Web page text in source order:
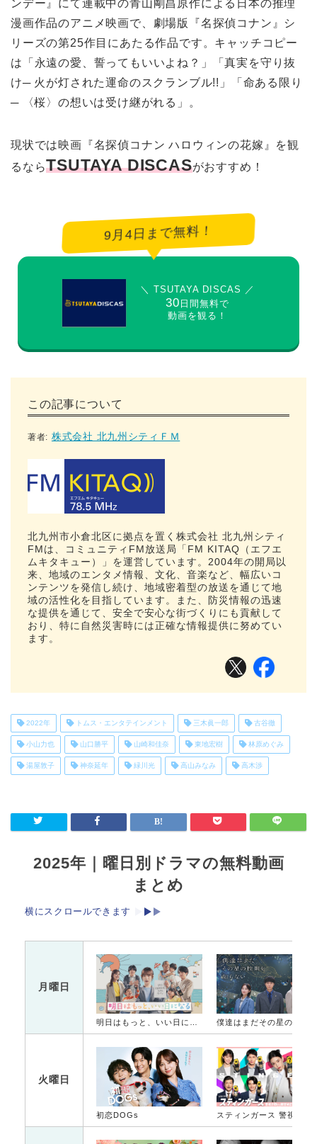
ンデー』にて連載中の青山剛昌原作による日本の推理
漫画作品のアニメ映画で、劇場版『名探偵コナン』シ
リーズの第25作目にあたる作品です。キャッチコピー
は「永遠の愛、誓ってもいいよね？」「真実を守り抜
け─ 火が灯された運命のスクランブル!!」「命ある限り
─ 〈桜〉の想いは受け継がれる」。
現状では映画『名探偵コナン ハロウィンの花嫁』を観
るならTSUTAYA DISCASがおすすめ！
9月4日まで無料！
＼ TSUTAYA DISCAS ／
30 日間無料で
動画を観る！
この記事について
著者: 株式会社 北九州シティＦＭ
北九州市小倉北区に拠点を置く株式会社 北九州シティ
FMは、コミュニティFM放送局「FM KITAQ（エフエ
ムキタキュー）」を運営しています。2004年の開局以
来、地域のエンタメ情報、文化、音楽など、幅広いコ
ンテンツを発信し続け、地域密着型の放送を通じて地
域の活性化を目指しています。また、防災情報の迅速
な提供を通じて、安全で安心な街づくりにも貢献して
おり、特に自然災害時には正確な情報提供に努めてい
ます。
2022年 トムス・エンタテインメント 三木眞一郎 古谷徹
小山力也 山口勝平 山崎和佳奈 東地宏樹 林原めぐみ
湯屋敦子 神奈延年 緑川光 高山みなみ 高木渉
2025年｜曜日別ドラマの無料動画
まとめ
横にスクロールできます
月曜日
明日はもっと、いい日になる
火曜日
初恋DOGs